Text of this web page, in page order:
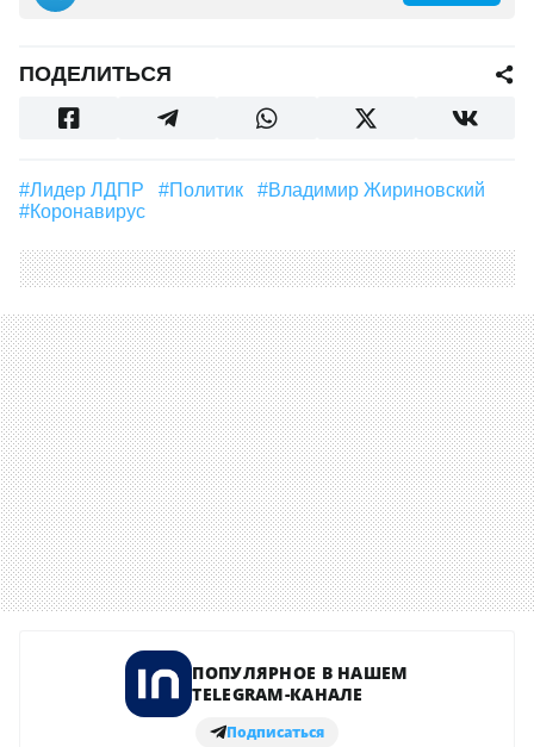
ПОДЕЛИТЬСЯ
#Лидер ЛДПР #Политик
#Владимир Жириновский
#Коронавирус